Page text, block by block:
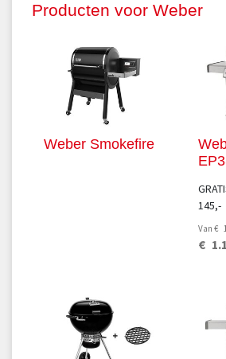
Producten voor Weber
Weber Smokefire
145,-
Van €
€